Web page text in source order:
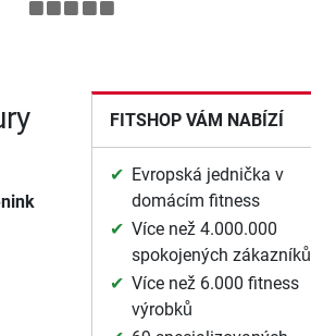
FITSHOP VÁM NABÍZÍ
Evropská jednička v
domácím fitness
Více než 4.000.000
spokojených zákazníků
Více než 6.000 fitness
výrobků